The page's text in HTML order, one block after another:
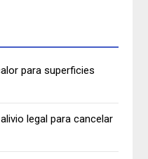
para superficies
legal para cancelar